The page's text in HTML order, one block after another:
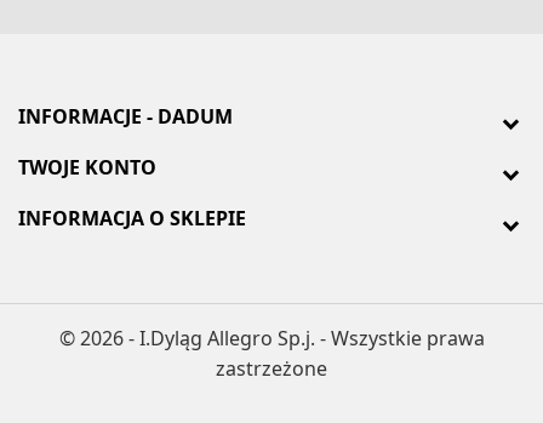
INFORMACJE - DADUM
TWOJE KONTO
INFORMACJA O SKLEPIE
© 2026 - I.Dyląg Allegro Sp.j. - Wszystkie prawa
zastrzeżone